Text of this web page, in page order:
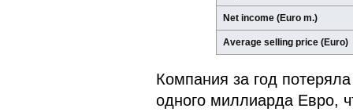
Net income (Euro m.)
Average selling price (Euro)
Компания за год
одного миллиарда Евро,